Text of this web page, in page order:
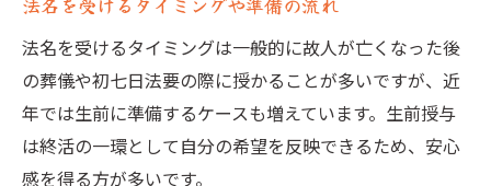
法名を受けるタイミングは一般的に故人が亡くなった後
の葬儀や初七日法要の際に授かることが多いですが、近
年では生前に準備するケースも増えています。生前授与
は終活の一環として自分の希望を反映できるため、安心
感を得る方が多いです。